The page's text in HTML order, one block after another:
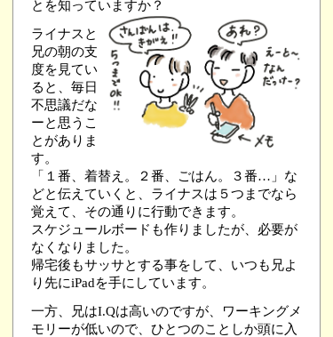
とを知っていますか？
ライナスと
兄の朝の支
度を見てい
ると、毎日
不思議だな
ーと思うこ
とがありま
す。
「１番、着替え。２番、ごはん。３番…」な
どと伝えていくと、ライナスは５つまでなら
覚えて、その通りに行動できます。
スケジュールボードも作りましたが、必要が
なくなりました。
帰宅後もサッサとする事をして、いつも兄よ
り先にiPadを手にしています。
一方、兄はI.Qは高いのですが、ワーキングメ
モリーが低いので、ひとつのことしか頭に入